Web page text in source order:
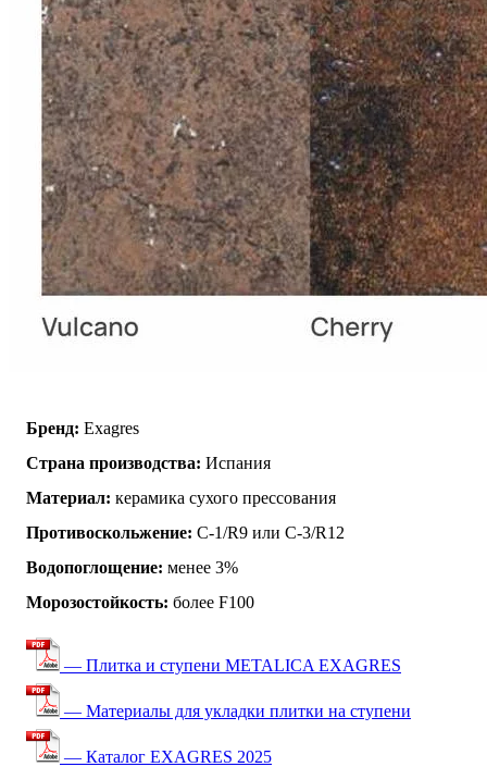
Бренд: Exagres
Страна производства: Испания
Материал: керамика сухого прессования
Противоскольжение: C-1/R9 или C-3/R12
Водопоглощение: менее 3%
Морозостойкость: более F100
— Плитка и ступени METALICA EXAGRES
— Материалы для укладки плитки на ступени
— Каталог EXAGRES 2025